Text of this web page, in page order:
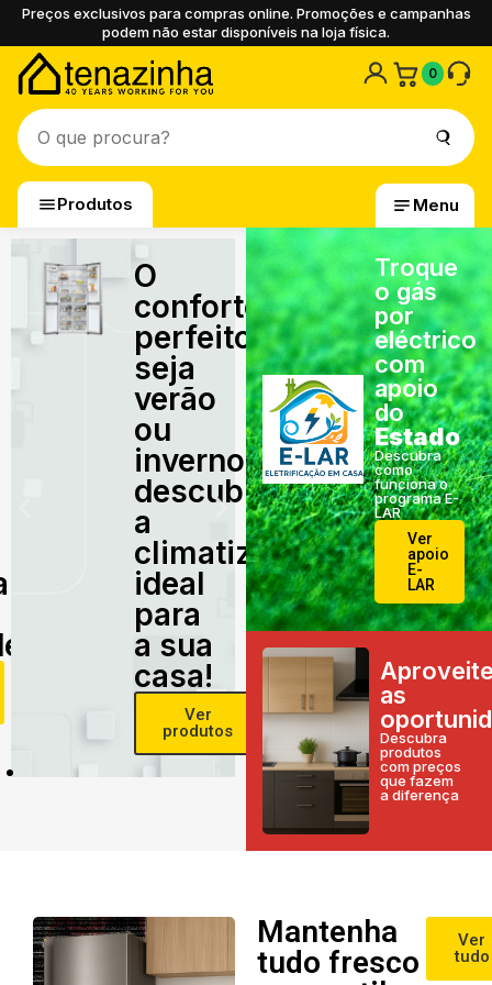
Preços exclusivos para compras online. Promoções e campanhas
podem não estar disponíveis na loja física.
0
Produtos Menu
O
conforto
perfeito,
seja
verão
ou
inverno,
descubra
a
climatização
ideal
para
a sua
casa!
Ver
produtos
Troque
o gás
por
eléctrico
com
apoio
do
Estado
Descubra
como
funciona o
programa E-
LAR
Ver
apoio
E-
LAR
as
Descubra
produtos
com preços
que fazem
a diferença
Mantenha
tudo fresco
Ver
tudo